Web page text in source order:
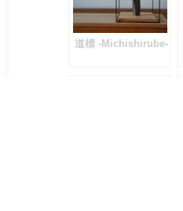
道標 -Michishirube-